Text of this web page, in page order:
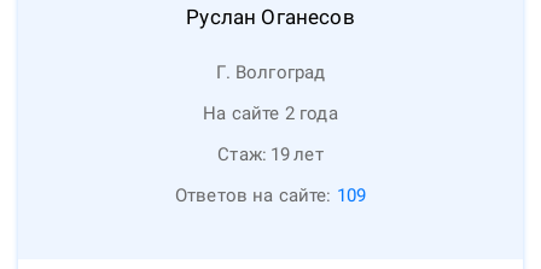
Руслан Оганесов
Г. Волгоград
На сайте 2 года
Стаж: 19лет
Ответов на сайте: 109